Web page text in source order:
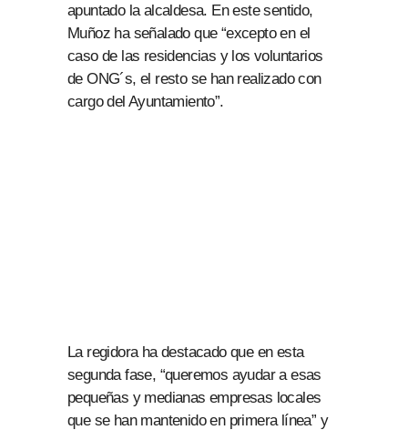
apuntado la alcaldesa. En este sentido,
Muñoz ha señalado que “excepto en el
caso de las residencias y los voluntarios
de ONG´s, el resto se han realizado con
cargo del Ayuntamiento”.
La regidora ha destacado que en esta
segunda fase, “queremos ayudar a esas
pequeñas y medianas empresas locales
que se han mantenido en primera línea” y